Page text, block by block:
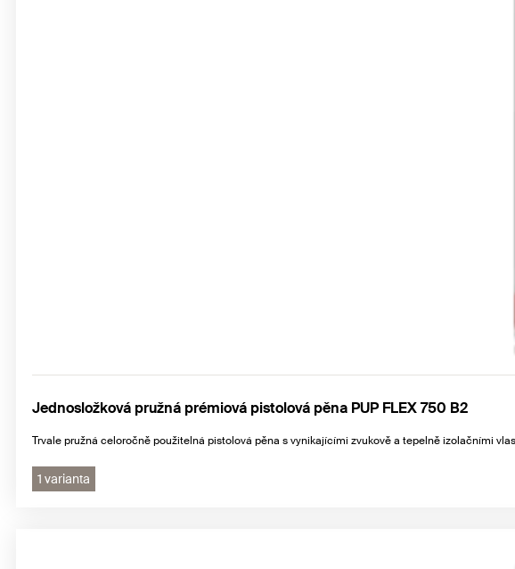
Jednosložková pružná prémiová pistolová pěna PUP FLEX 750 B2
Trvale pružná celoročně použitelná pistolová pěna s vynikajícími zvukově a tepelně izolačními
1 varianta